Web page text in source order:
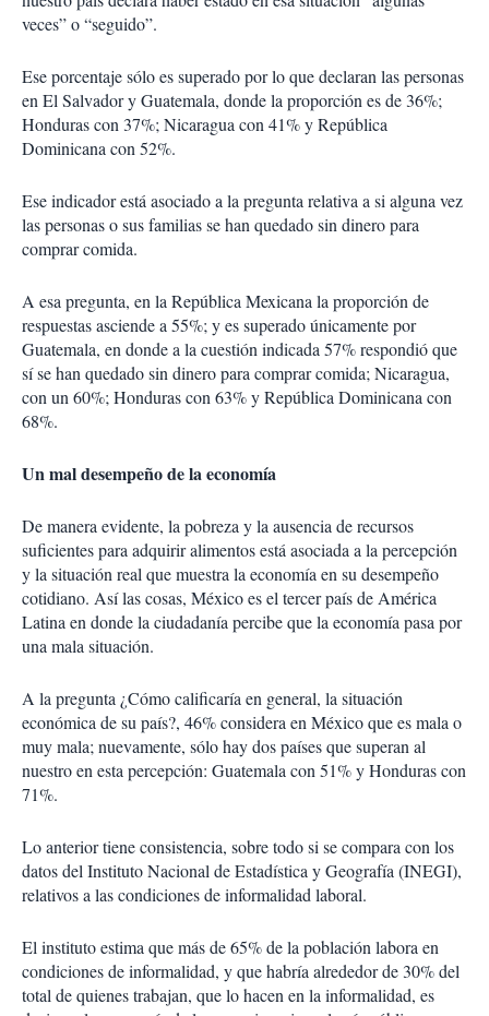
veces” o “seguido”.
Ese porcentaje sólo es superado por lo que declaran las personas
en El Salvador y Guatemala, donde la proporción es de 36%;
Honduras con 37%; Nicaragua con 41% y República
Dominicana con 52%.
Ese indicador está asociado a la pregunta relativa a si alguna vez
las personas o sus familias se han quedado sin dinero para
comprar comida.
A esa pregunta, en la República Mexicana la proporción de
respuestas asciende a 55%; y es superado únicamente por
Guatemala, en donde a la cuestión indicada 57% respondió que
sí se han quedado sin dinero para comprar comida; Nicaragua,
con un 60%; Honduras con 63% y República Dominicana con
68%.
Un mal desempeño de la economía
De manera evidente, la pobreza y la ausencia de recursos
suficientes para adquirir alimentos está asociada a la percepción
y la situación real que muestra la economía en su desempeño
cotidiano. Así las cosas, México es el tercer país de América
Latina en donde la ciudadanía percibe que la economía pasa por
una mala situación.
A la pregunta ¿Cómo calificaría en general, la situación
económica de su país?, 46% considera en México que es mala o
muy mala; nuevamente, sólo hay dos países que superan al
nuestro en esta percepción: Guatemala con 51% y Honduras con
71%.
Lo anterior tiene consistencia, sobre todo si se compara con los
datos del Instituto Nacional de Estadística y Geografía (INEGI),
relativos a las condiciones de informalidad laboral.
El instituto estima que más de 65% de la población labora en
condiciones de informalidad, y que habría alrededor de 30% del
total de quienes trabajan, que lo hacen en la informalidad, es